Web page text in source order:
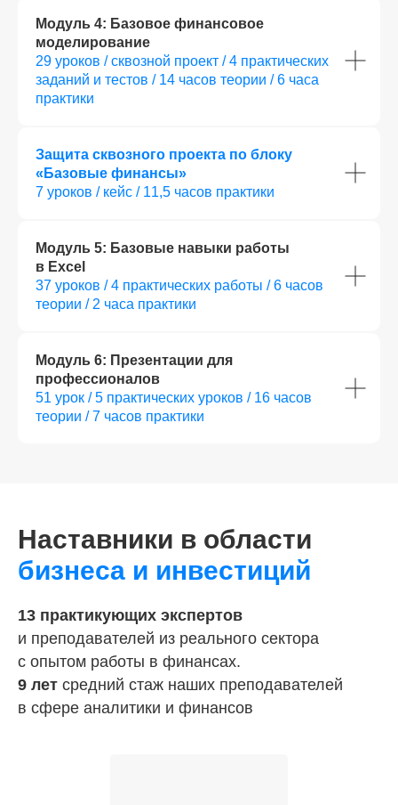
Модуль 4: Базовое финансовое
моделирование
29 уроков / сквозной проект / 4 практических
заданий и тестов / 14 часов теории / 6 часа
практики
Защита сквозного проекта по блоку
«Базовые финансы»
7 уроков / кейс / 11,5 часов практики
Модуль 5: Базовые навыки работы
в Excel
37 уроков / 4 практических работы / 6 часов
теории / 2 часа практики
Модуль 6: Презентации для
профессионалов
51 урок / 5 практических уроков / 16 часов
теории / 7 часов практики
Наставники в области
бизнеса и инвестиций
13 практикующих экспертов
и преподавателей из реального сектора
с опытом работы в финансах.
9 лет средний стаж наших преподавателей
в сфере аналитики и финансов